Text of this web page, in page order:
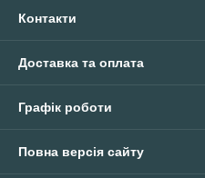
Контакти
Доставка та оплата
Графік роботи
Повна версія сайту